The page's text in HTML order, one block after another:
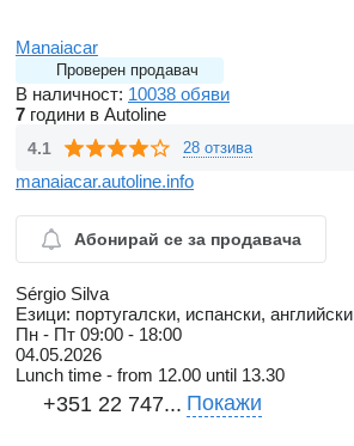
Manaiacar
Проверен продавач
В наличност: 10038 обяви
7 години в Autoline
4.1 28 отзива
manaiacar.autoline.info
Абонирай се за продавача
Sérgio Silva
Езици: португалски, испански, английски
Пн - Пт 09:00 - 18:00
04.05.2026
Lunch time - from 12.00 until 13.30
+351 22 747... Покажи